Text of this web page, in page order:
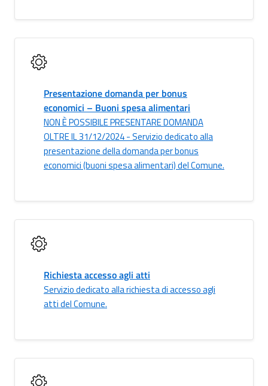
Presentazione domanda per bonus
economici – Buoni spesa alimentari
NON È POSSIBILE PRESENTARE DOMANDA
OLTRE IL 31/12/2024 - Servizio dedicato alla
presentazione della domanda per bonus
economici (buoni spesa alimentari) del Comune.
Richiesta accesso agli atti
Servizio dedicato alla richiesta di accesso agli
atti del Comune.